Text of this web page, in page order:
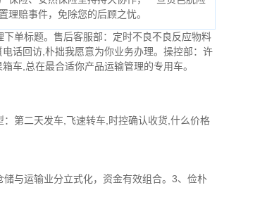
理赔事件，免除您的后顾之忧。
单标题。售后客服部：定时不良不良反应物料
话回访,朴拙我愿意为你业务办理。操控部：许
车,总在最合适你产品运输管理的专用车。
第二天发车,飞速转车,时控确认收货,什么价格
与运输业分立式化，资金有效组合。3、俭朴